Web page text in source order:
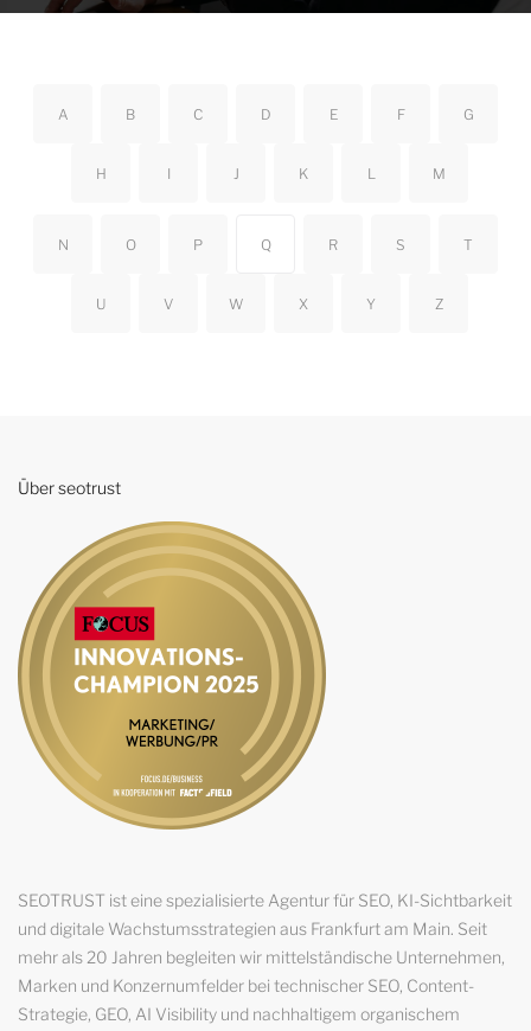
A B C D E F G
H I J K L M
N O P Q R S T
U V W X Y Z
Über seotrust
SEOTRUST ist eine spezialisierte Agentur für SEO, KI-Sichtbarkeit
und digitale Wachstumsstrategien aus Frankfurt am Main. Seit
mehr als 20 Jahren begleiten wir mittelständische Unternehmen,
Marken und Konzernumfelder bei technischer SEO, Content-
Strategie, GEO, AI Visibility und nachhaltigem organischem